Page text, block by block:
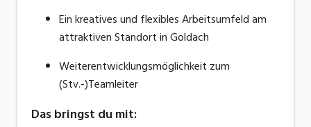
Ein kreatives und flexibles Arbeitsumfeld am
attraktiven Standort in Goldach
Weiterentwicklungsmöglichkeit zum
(Stv.-)Teamleiter
Das bringst du mit: